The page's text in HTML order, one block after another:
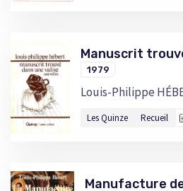
Manuscrit
1979
Louis-Philippe
Les Quinze Recueil
Manufacture